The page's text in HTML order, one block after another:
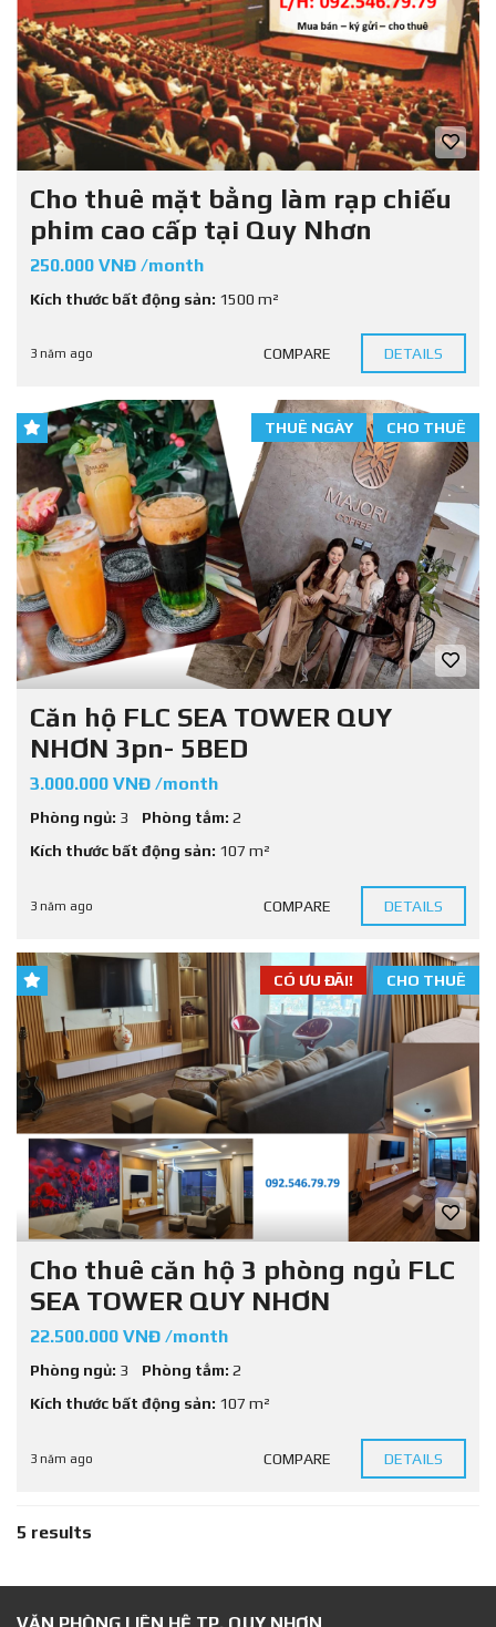
Cho thuê mặt bằng làm rạp chiếu
phim cao cấp tại Quy Nhơn
250.000 VNĐ /month
Kích thước bất động sản: 1500 m²
3 năm ago COMPARE DETAILS
CHO THUÊ
THUÊ NGÀY
Căn hộ FLC SEA TOWER QUY
NHƠN 3pn- 5BED
3.000.000 VNĐ /month
Phòng ngủ: 3 Phòng tắm: 2
Kích thước bất động sản: 107 m²
3 năm ago COMPARE DETAILS
CHO THUÊ
CÓ ƯU ĐÃI!
Cho thuê căn hộ 3 phòng ngủ FLC
SEA TOWER QUY NHƠN
22.500.000 VNĐ /month
Phòng ngủ: 3 Phòng tắm: 2
Kích thước bất động sản: 107 m²
3 năm ago COMPARE DETAILS
5 results